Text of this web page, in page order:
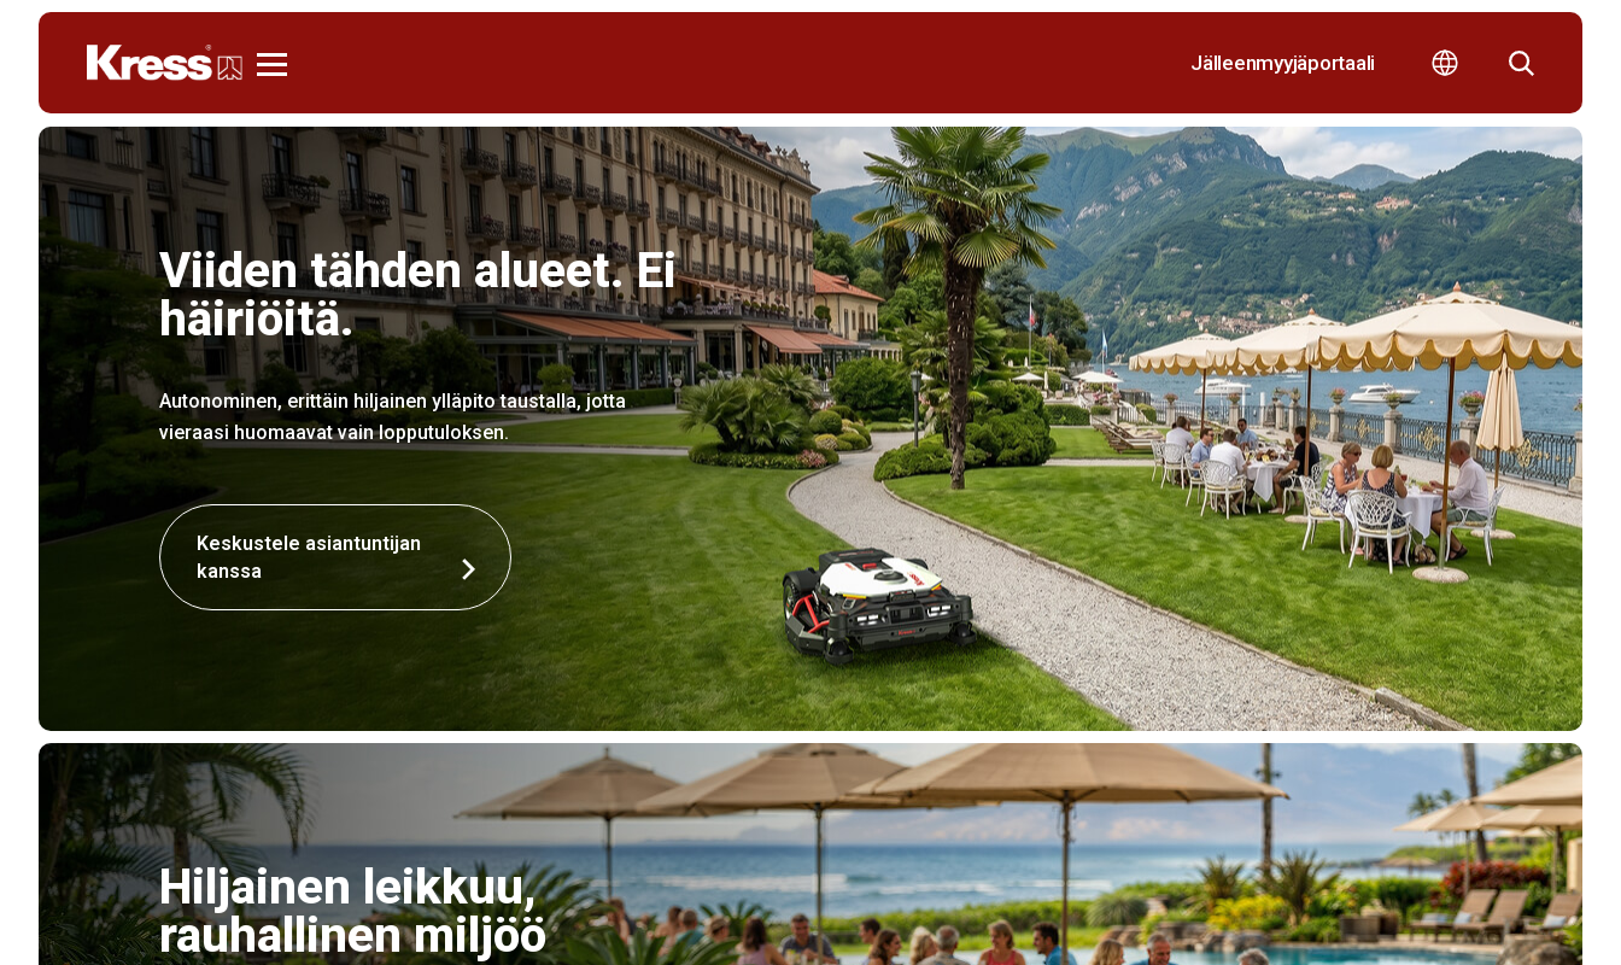
Jälleenmyyjäportaali
Viiden tähden alueet. Ei
häiriöitä.
Autonominen, erittäin hiljainen ylläpito taustalla, jotta
vieraasi huomaavat vain lopputuloksen.
Keskustele asiantuntijan
kanssa
Hiljainen leikkuu,
rauhallinen miljöö